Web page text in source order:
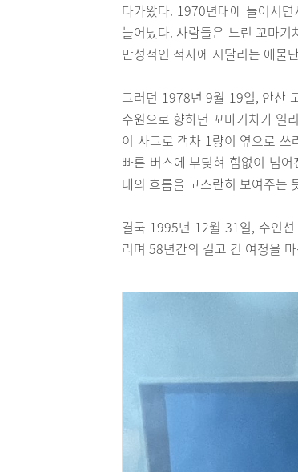
다가왔다. 1970년대에 들어서면
늘어났다. 사람들은 느린 꼬마
만성적인 적자에 시달리는 애물
그러던 1978년 9월 19일, 안산
수원으로 향하던 꼬마기차가 일
이 사고로 객차 1량이 옆으로
빠른 버스에 부딪혀 힘없이 넘
대의 흐름을 고스란히 보여주는
결국 1995년 12월 31일, 수인
리며 58년간의 길고 긴 여정을